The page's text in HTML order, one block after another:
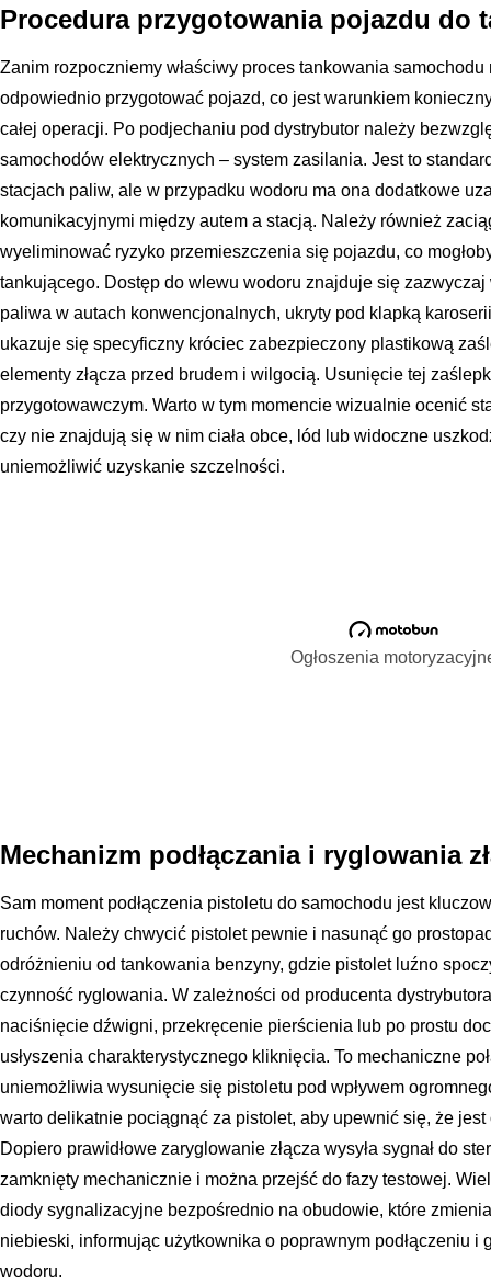
Procedura przygotowania pojazdu do
Zanim rozpoczniemy właściwy proces tankowania
odpowiednio przygotować pojazd, co jest warunkiem
całej operacji. Po podjechaniu pod dystrybutor należy
samochodów elektrycznych – system zasilania. Jest to
stacjach paliw, ale w przypadku wodoru ma ona dodatkowe
komunikacyjnymi między autem a stacją. Należy również
wyeliminować ryzyko przemieszczenia się pojazdu, co
tankującego. Dostęp do wlewu wodoru znajduje się
paliwa w autach konwencjonalnych, ukryty pod klapką
ukazuje się specyficzny króciec zabezpieczony plastikową
elementy złącza przed brudem i wilgocią. Usunięcie tej
przygotowawczym. Warto w tym momencie wizualnie ocenić
czy nie znajdują się w nim ciała obce, lód lub widoczne
uniemożliwić uzyskanie szczelności.
Ogłoszenia
Mechanizm podłączania i ryglowania
Sam moment podłączenia pistoletu do samochodu jest
ruchów. Należy chwycić pistolet pewnie i nasunąć go
odróżnieniu od tankowania benzyny, gdzie pistolet luźno
czynność ryglowania. W zależności od producenta
naciśnięcie dźwigni, przekręcenie pierścienia lub po prostu
usłyszenia charakterystycznego kliknięcia. To mechaniczne
uniemożliwia wysunięcie się pistoletu pod wpływem
warto delikatnie pociągnąć za pistolet, aby upewnić się, że
Dopiero prawidłowe zaryglowanie złącza wysyła sygnał do
zamknięty mechanicznie i można przejść do fazy testowej.
diody sygnalizacyjne bezpośrednio na obudowie, które
niebieski, informując użytkownika o poprawnym podłączeniu i
wodoru.